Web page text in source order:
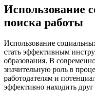
Использование
поиска работы
Использование
стать эффективным
образования. В
значительную роль в
работодателям и
эффективно находить друг